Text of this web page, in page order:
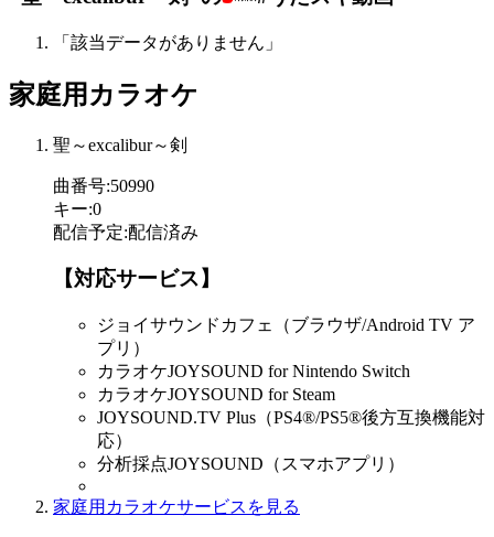
「該当データがありません」
家庭用カラオケ
聖～excalibur～剣
曲番号:50990
キー:0
配信予定:配信済み
【対応サービス】
ジョイサウンドカフェ（ブラウザ/Android TV ア
プリ）
カラオケJOYSOUND for Nintendo Switch
カラオケJOYSOUND for Steam
JOYSOUND.TV Plus（PS4®/PS5®後方互換機能対
応）
分析採点JOYSOUND（スマホアプリ）
家庭用カラオケサービスを見る